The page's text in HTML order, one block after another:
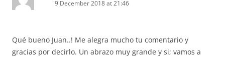
9 December 2018 at 21:46
Qué bueno Juan..! Me alegra mucho tu comentario y
gracias por decirlo. Un abrazo muy grande y si; vamos a